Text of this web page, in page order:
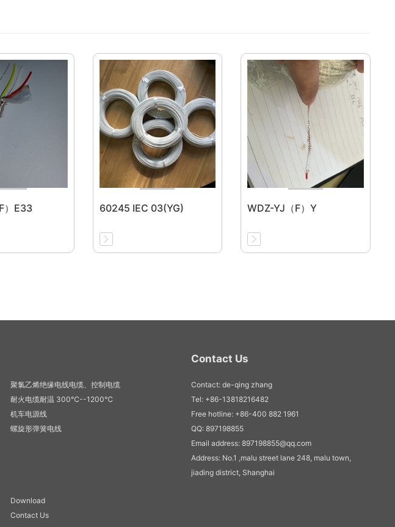
）E33 60245 IEC 03(YG) WDZ-YJ（F）Y
聚氯乙烯绝缘电线电缆、控制电缆
耐火电缆耐温 300℃--1200℃
机车电源线
螺旋形弹簧电线
Download
Contact Us
Contact Us
Contact: de-qing zhang
Tel: +86-13818216482
Free hotline: +86-400 882 1961
QQ: 897198855
Email address: 897198855@qq.com
Address: No.1 ,malu street lane 248, malu town,
jiading district, Shanghai